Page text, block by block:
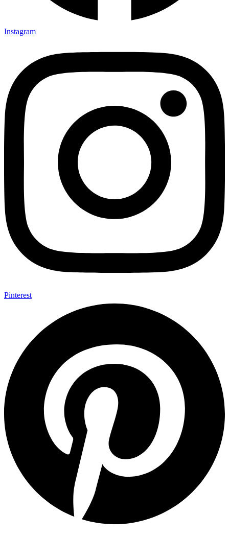
Instagram
Pinterest